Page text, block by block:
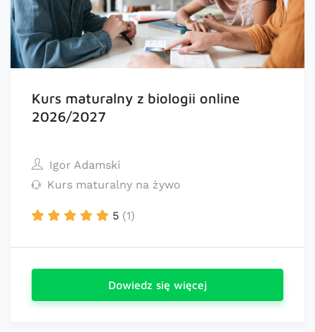
Kurs maturalny z biologii online
2026/2027
Igor Adamski
Kurs maturalny na żywo
5 (1)
Dowiedz się więcej